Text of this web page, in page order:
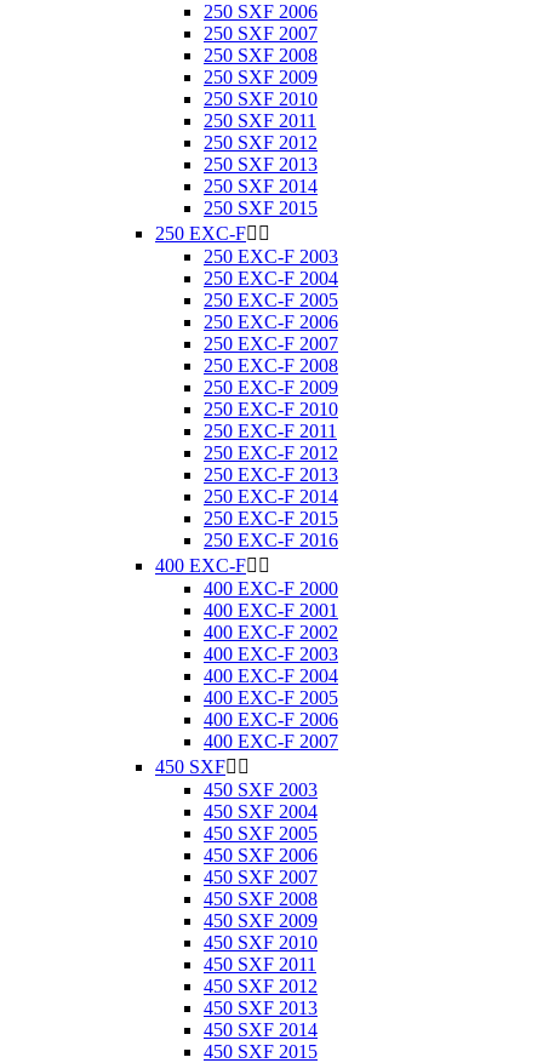
250 SXF 2006
250 SXF 2007
250 SXF 2008
250 SXF 2009
250 SXF 2010
250 SXF 2011
250 SXF 2012
250 SXF 2013
250 SXF 2014
250 SXF 2015
250 EXC-F 
250 EXC-F 2003
250 EXC-F 2004
250 EXC-F 2005
250 EXC-F 2006
250 EXC-F 2007
250 EXC-F 2008
250 EXC-F 2009
250 EXC-F 2010
250 EXC-F 2011
250 EXC-F 2012
250 EXC-F 2013
250 EXC-F 2014
250 EXC-F 2015
250 EXC-F 2016
400 EXC-F 
400 EXC-F 2000
400 EXC-F 2001
400 EXC-F 2002
400 EXC-F 2003
400 EXC-F 2004
400 EXC-F 2005
400 EXC-F 2006
400 EXC-F 2007
450 SXF 
450 SXF 2003
450 SXF 2004
450 SXF 2005
450 SXF 2006
450 SXF 2007
450 SXF 2008
450 SXF 2009
450 SXF 2010
450 SXF 2011
450 SXF 2012
450 SXF 2013
450 SXF 2014
450 SXF 2015